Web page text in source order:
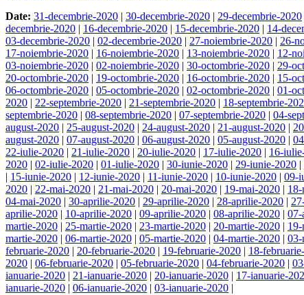
Date: 31-decembrie-2020 | 30-decembrie-2020 | 29-decembrie-2020
decembrie-2020 | 16-decembrie-2020 | 15-decembrie-2020 | 14-
03-decembrie-2020 | 02-decembrie-2020 | 27-noiembrie-2020 | 26-
17-noiembrie-2020 | 16-noiembrie-2020 | 13-noiembrie-2020 | 12-
03-noiembrie-2020 | 02-noiembrie-2020 | 30-octombrie-2020 | 29-
20-octombrie-2020 | 19-octombrie-2020 | 16-octombrie-2020 | 15-
06-octombrie-2020 | 05-octombrie-2020 | 02-octombrie-2020 | 01-
2020 | 22-septembrie-2020 | 21-septembrie-2020 | 18-septembrie-
septembrie-2020 | 08-septembrie-2020 | 07-septembrie-2020 | 04-
august-2020 | 25-august-2020 | 24-august-2020 | 21-august-2020 |
august-2020 | 07-august-2020 | 06-august-2020 | 05-august-2020 |
22-iulie-2020 | 21-iulie-2020 | 20-iulie-2020 | 17-iulie-2020 | 16-
2020 | 02-iulie-2020 | 01-iulie-2020 | 30-iunie-2020 | 29-iunie-2020 |
| 15-iunie-2020 | 12-iunie-2020 | 11-iunie-2020 | 10-iunie-2020 | 09-
2020 | 22-mai-2020 | 21-mai-2020 | 20-mai-2020 | 19-mai-2020 |
04-mai-2020 | 30-aprilie-2020 | 29-aprilie-2020 | 28-aprilie-2020 |
aprilie-2020 | 10-aprilie-2020 | 09-aprilie-2020 | 08-aprilie-2020 | 07-
martie-2020 | 25-martie-2020 | 23-martie-2020 | 20-martie-2020 |
martie-2020 | 06-martie-2020 | 05-martie-2020 | 04-martie-2020 | 03-
februarie-2020 | 20-februarie-2020 | 19-februarie-2020 | 18-
2020 | 06-februarie-2020 | 05-februarie-2020 | 04-februarie-2020 |
ianuarie-2020 | 21-ianuarie-2020 | 20-ianuarie-2020 | 17-ianuarie-
ianuarie-2020 | 06-ianuarie-2020 | 03-ianuarie-2020 |